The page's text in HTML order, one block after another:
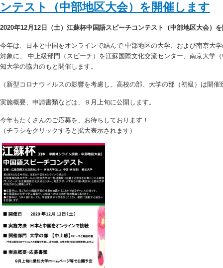
ンテスト（中部地区大会）を開催します
2020年12月12日（土）江蘇杯中国語スピーチコンテスト（中部地区大会）
今年は、日本と中国をオンラインで結んで 中部地区の大学、および南京大
対象に、 中上級部門（スピーチ）を江蘇国際文化交流センター、南京大学
知大学の協力のもと開催します。
（新型コロナウィルスの影響を考慮し、高校の部、大学の部（初級）は開催
実施概要、申請書類などは、９月上旬に公開します。
今年もたくさんのご応募を、お待ちしております！
（チラシをクリックすると拡大表示されます）